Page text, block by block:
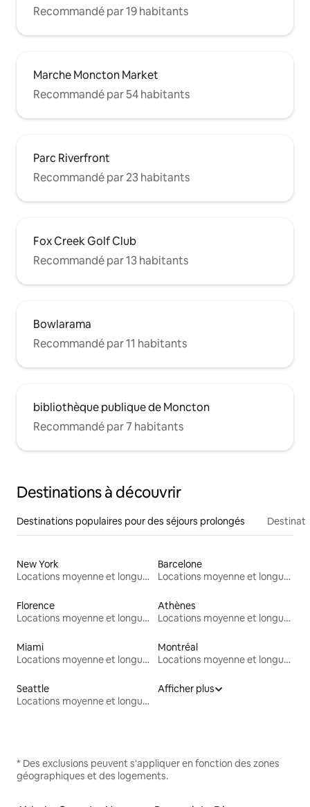
Recommandé par 19 habitants
Marche Moncton Market
Recommandé par 54 habitants
Parc Riverfront
Recommandé par 23 habitants
Fox Creek Golf Club
Recommandé par 13 habitants
Bowlarama
Recommandé par 11 habitants
bibliothèque publique de Moncton
Recommandé par 7 habitants
Destinations à découvrir
Destinations populaires pour des séjours prolongés
New York
Locations moyenne et longue durée
Barcelone
Locations moyenne et longue durée
Florence
Locations moyenne et longue durée
Athènes
Locations moyenne et longue durée
Miami
Locations moyenne et longue durée
Montréal
Locations moyenne et longue durée
Seattle
Locations moyenne et longue durée
Afficher plus
* Des exclusions peuvent s'appliquer en fonction des zones
géographiques et des logements.